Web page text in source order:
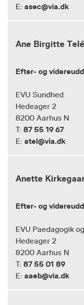
E: asec@via.dk
Ane Birgitte
Efter- og
EVU Sundhed
Hedeager 2
8200 Aarhus N
T: 87 55 19 67
E: atel@via.dk
Anette
Efter- og
EVU Paedagogik
Hedeager 2
8200 Aarhus N
T: 87 55 01 89
E: aaeb@via.dk